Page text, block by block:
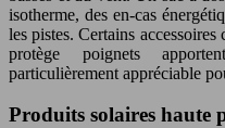
isotherme, des en-cas
les pistes. Certains
protège poignets
particulièrement appréciable
Produits solaires haute